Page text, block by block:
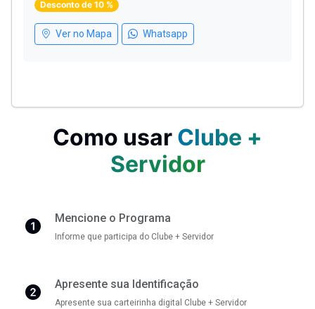
Desconto de 10 %
Ver no Mapa Whatsapp
Como usar Clube +
Servidor
Mencione o Programa
Informe que participa do Clube + Servidor
Apresente sua Identificação
Apresente sua carteirinha digital Clube + Servidor